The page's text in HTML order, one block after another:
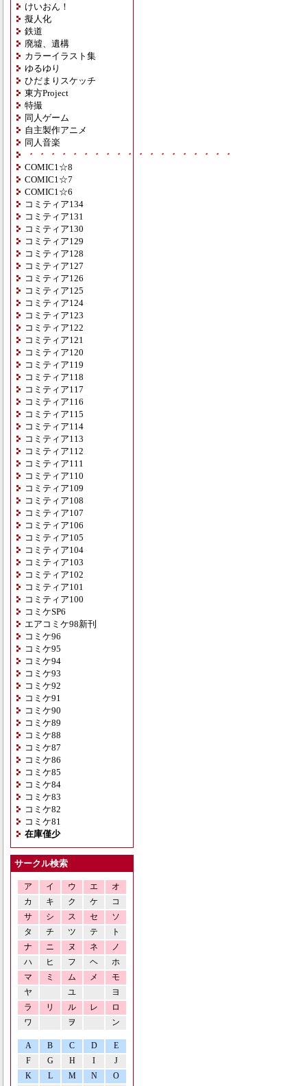
けいおん！
擬人化
鉄道
廃墟、遺構
カラーイラスト集
ゆるゆり
ひだまりスケッチ
東方Project
特撮
同人ゲーム
自主製作アニメ
同人音楽
・・・・・・・・・・・・・・・・・・・
COMIC1☆8
COMIC1☆7
COMIC1☆6
コミティア134
コミティア131
コミティア130
コミティア129
コミティア128
コミティア127
コミティア126
コミティア125
コミティア124
コミティア123
コミティア122
コミティア121
コミティア120
コミティア119
コミティア118
コミティア117
コミティア116
コミティア115
コミティア114
コミティア113
コミティア112
コミティア111
コミティア110
コミティア109
コミティア108
コミティア107
コミティア106
コミティア105
コミティア104
コミティア103
コミティア102
コミティア101
コミティア100
コミケSP6
エアコミケ98新刊
コミケ96
コミケ95
コミケ94
コミケ93
コミケ92
コミケ91
コミケ90
コミケ89
コミケ88
コミケ87
コミケ86
コミケ85
コミケ84
コミケ83
コミケ82
コミケ81
在庫僅少
サークル検索
ア イ ウ エ
オ
カ
キ ク ケ
コ
サ
シ ス セ
ソ
タ
チ ツ テ
ト
ナ
ニ ヌ ネ
ノ
ハ
ヒ フ ヘ
ホ
マ
ミ ム メ
モ
ヤ
ユ
ヨ
ラ
リ ル レ
ロ
ワ
ヲ ン
A B C D
E
F
G H I
J
K
L M N O